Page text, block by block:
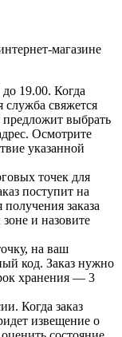
магазине
до 19.00. Когда
служба свяжется
предложит выбрать
Осмотрите
указанной
точек для
поступит на
заказа
и назовите
на ваш
код. Заказ нужно
хранения — 3
Когда заказ
извещение о